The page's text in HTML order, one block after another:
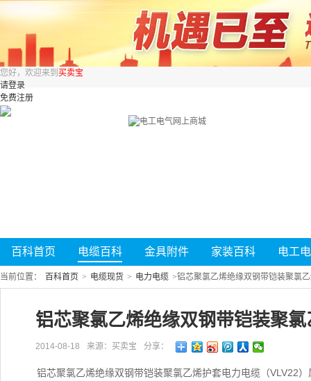
您好，欢迎来到 买卖宝
请登录
免费注册
百科首页 电缆百科 金具附件 家装百科 电工
当前位置： 百科首页 > 电缆现货 > 电力电缆 >铝芯聚氯乙烯绝缘双钢带铠装聚氯
铝芯聚氯乙烯绝缘双钢带铠装聚
2014-08-18 来源：买卖宝 分享：
铝芯聚氯乙烯绝缘双钢带铠装聚氯乙烯护套电力电缆（VLV22